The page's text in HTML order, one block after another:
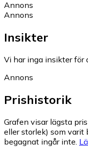
Annons
Annons
Insikter
Vi har inga insikter för
Annons
Prishistorik
Grafen visar lägsta
eller storlek) som varit
begagnat ingår inte.